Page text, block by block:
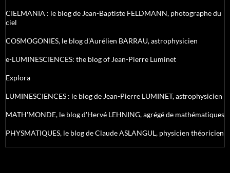
CIELMANIA : le blog de Jean-Baptiste FELDMANN, photographe du
ciel
COSMOGONIES, le blog d'Aurélien BARRAU, astrophysicien
e-LUMINESCIENCES: the blog of Jean-Pierre Luminet
Explora
LUMINESCIENCES : le blog de Jean-Pierre LUMINET, astrophysicien
MATH'MONDE, le blog d'Hervé LEHNING, agrégé de mathématiques
PHYSMATIQUES, le blog de Claude ASLANGUL, physicien théoricien